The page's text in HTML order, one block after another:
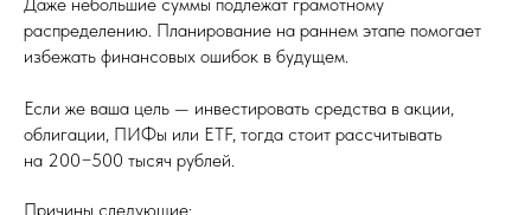
распределению. Планирование на раннем этапе помогает
избежать финансовых ошибок в будущем.
Если же ваша цель — инвестировать средства в акции,
облигации, ПИФы или ETF, тогда стоит рассчитывать
на 200−500 тысяч рублей.
Причины следующие: